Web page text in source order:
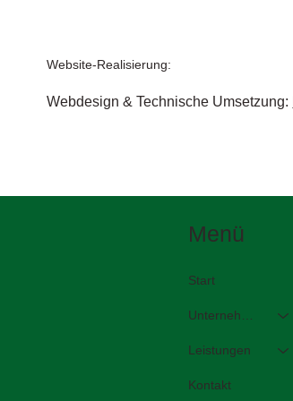
Website-Realisierung:
Webdesign & Technische Umsetzung:
Menü
Start
Leistungen
Kontakt